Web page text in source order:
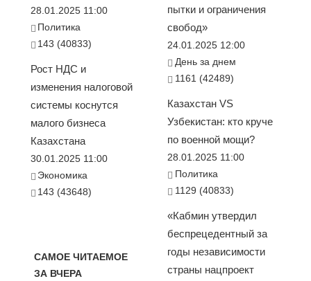
28.01.2025 11:00
Политика
143 (40833)
Рост НДС и
изменения налоговой
системы коснутся
малого бизнеса
Казахстана
30.01.2025 11:00
Экономика
143 (43648)
САМОЕ ЧИТАЕМОЕ
ЗА ВЧЕРА
пытки и ограничения
свобод»
24.01.2025 12:00
День за днем
1161 (42489)
Казахстан VS
Узбекистан: кто круче
по военной мощи?
28.01.2025 11:00
Политика
1129 (40833)
«Кабмин утвердил
беспрецедентный за
годы независимости
страны нацпроект